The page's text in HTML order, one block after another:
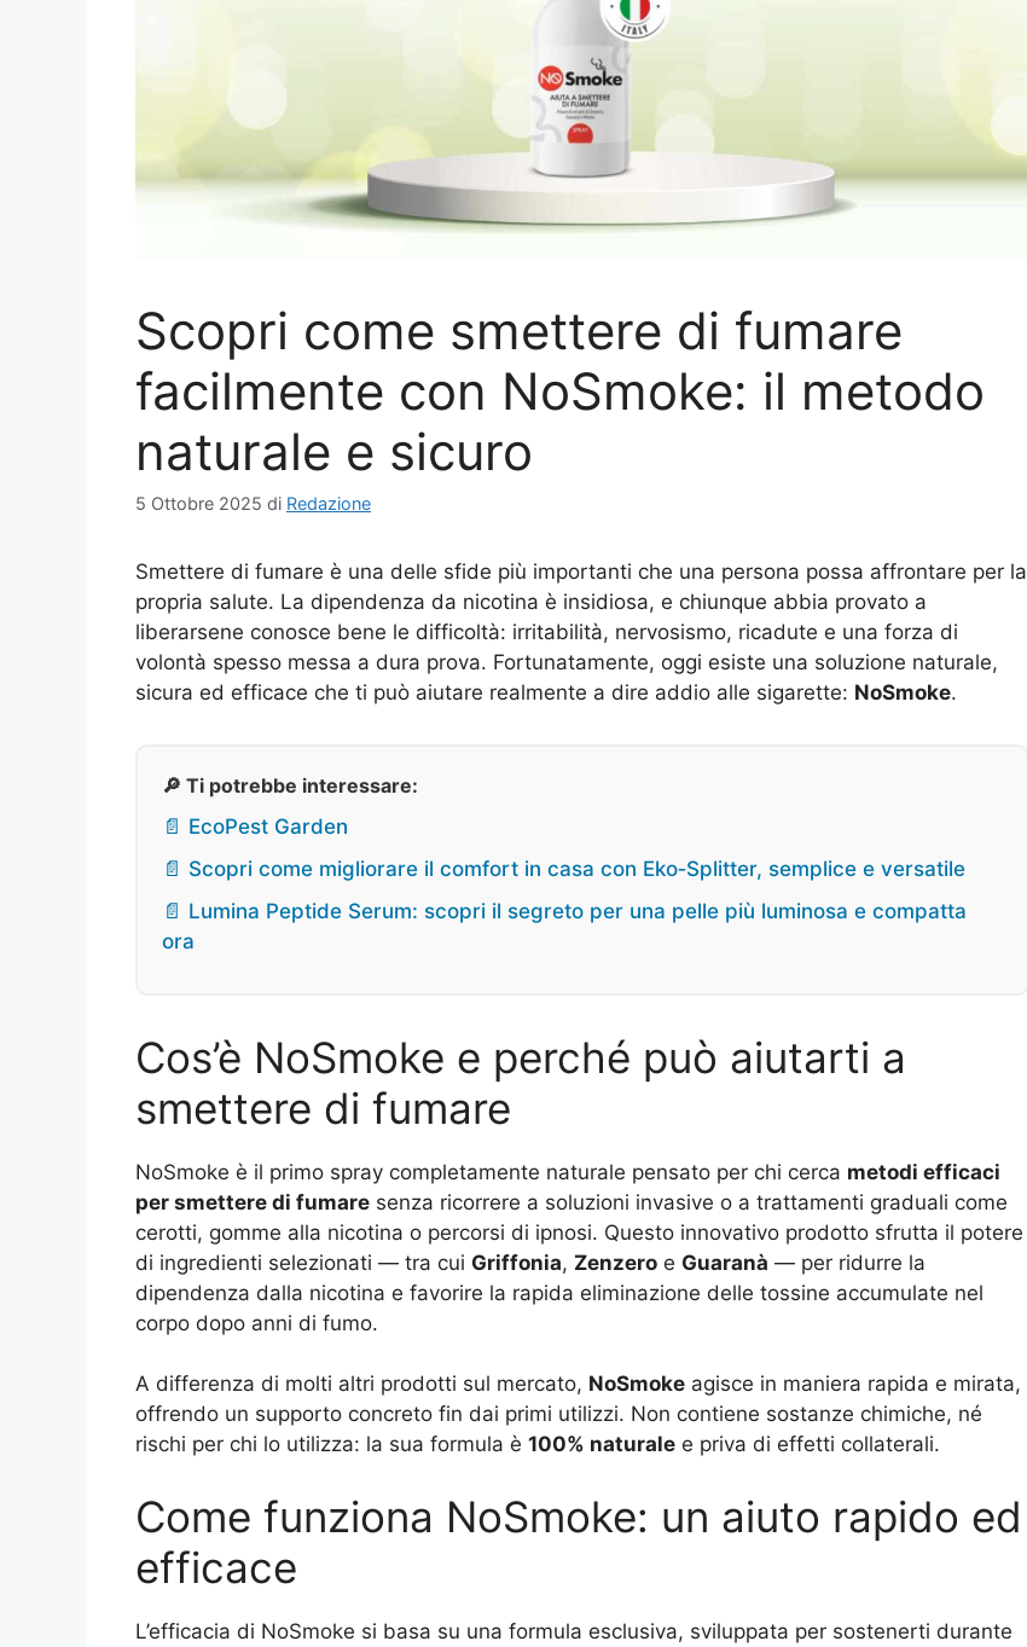
Scopri come smettere di fumare
facilmente con NoSmoke: il metodo
naturale e sicuro
5 Ottobre 2025 di Redazione
Smettere di fumare è una delle sfide più importanti che una persona possa affrontare per la
propria salute. La dipendenza da nicotina è insidiosa, e chiunque abbia provato a
liberarsene conosce bene le difficoltà: irritabilità, nervosismo, ricadute e una forza di
volontà spesso messa a dura prova. Fortunatamente, oggi esiste una soluzione naturale,
sicura ed efficace che ti può aiutare realmente a dire addio alle sigarette: NoSmoke.
🔎 Ti potrebbe interessare:
📄 EcoPest Garden
📄 Scopri come migliorare il comfort in casa con Eko‑Splitter, semplice e versatile
📄 Lumina Peptide Serum: scopri il segreto per una pelle più luminosa e compatta
ora
Cos’è NoSmoke e perché può aiutarti a
smettere di fumare
NoSmoke è il primo spray completamente naturale pensato per chi cerca metodi efficaci
per smettere di fumare senza ricorrere a soluzioni invasive o a trattamenti graduali come
cerotti, gomme alla nicotina o percorsi di ipnosi. Questo innovativo prodotto sfrutta il potere
di ingredienti selezionati — tra cui Griffonia, Zenzero e Guaranà — per ridurre la
dipendenza dalla nicotina e favorire la rapida eliminazione delle tossine accumulate nel
corpo dopo anni di fumo.
A differenza di molti altri prodotti sul mercato, NoSmoke agisce in maniera rapida e mirata,
offrendo un supporto concreto fin dai primi utilizzi. Non contiene sostanze chimiche, né
rischi per chi lo utilizza: la sua formula è 100% naturale e priva di effetti collaterali.
Come funziona NoSmoke: un aiuto rapido ed
efficace
L’efficacia di NoSmoke si basa su una formula esclusiva, sviluppata per sostenerti durante